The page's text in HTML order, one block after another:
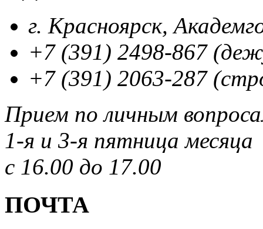
г. Красноярск,
+7 (391) 2498-867
+7 (391) 2063-287
Прием по личным
1-я и 3-я пятница месяца
с 16.00 до 17.00
ПОЧТА